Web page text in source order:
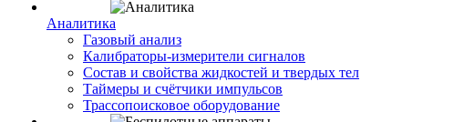
Аналитика
Газовый анализ
Калибраторы-измерители сигналов
Состав и свойства жидкостей и твердых тел
Таймеры и счётчики импульсов
Трассопоисковое оборудование